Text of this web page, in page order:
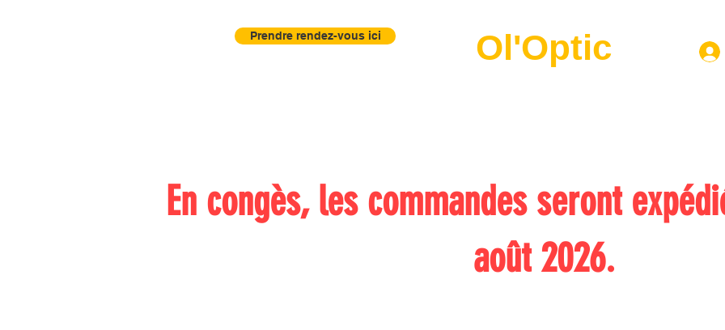
Prendre rendez-vous ici Ol'Optic
En congès, les commandes seront
août 2026.